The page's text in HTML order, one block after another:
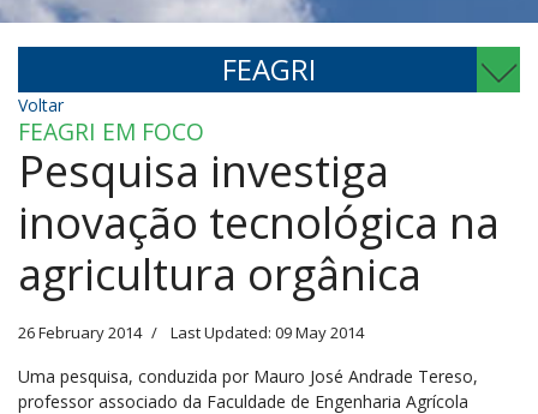
FEAGRI
Voltar
FEAGRI EM FOCO
Pesquisa investiga
inovação tecnológica na
agricultura orgânica
26 February 2014 Last Updated: 09 May 2014
Uma pesquisa, conduzida por Mauro José Andrade Tereso,
professor associado da Faculdade de Engenharia Agrícola